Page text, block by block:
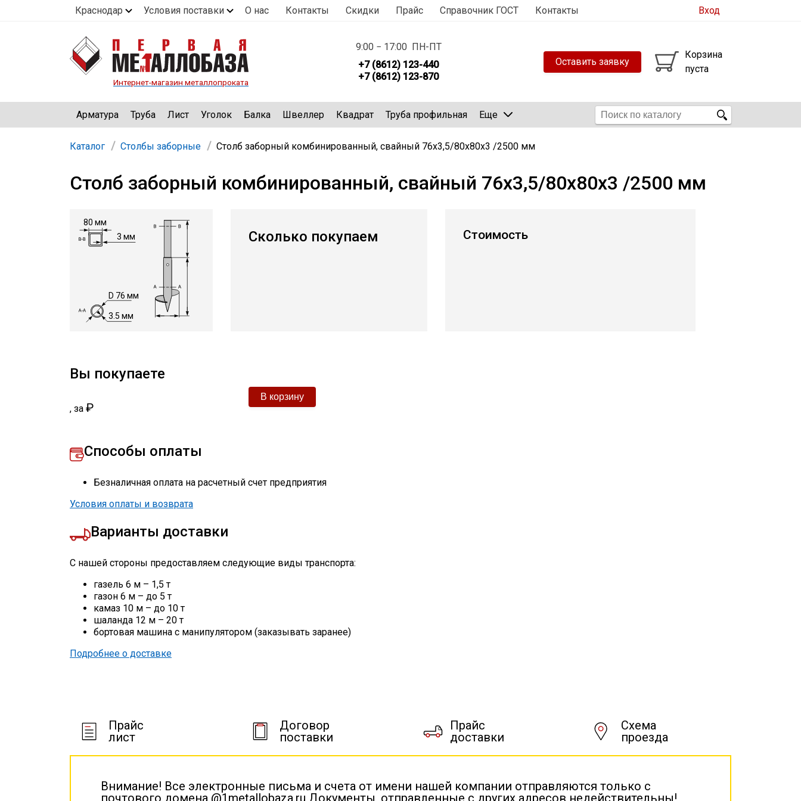
Краснодар Условия поставки О нас Контакты Скидки Прайс Справочник ГОСТ Контакты Вход
Интернет-магазин металлопроката
9:00 − 17:00 ПН-ПТ
+7 (8612) 123-440
+7 (8612) 123-870
Корзина
пуста
Оставить заявку
Арматура Труба Лист Уголок Балка Швеллер Квадрат Труба профильная Еще
Каталог Столбы заборные Столб заборный комбинированный, свайный 76х3,5/80х80х3 /2500 мм
Столб заборный комбинированный, свайный 76х3,5/80х80х3 /2500 мм
80 мм
3 мм
D 76 мм
3.5 мм
Сколько покупаем Стоимость
Вы покупаете
, за ₽
Способы оплаты
Безналичная оплата на расчетный счет предприятия
Условия оплаты и возврата
Варианты доставки
С нашей стороны предоставляем следующие виды транспорта:
газель 6 м – 1,5 т
газон 6 м – до 5 т
камаз 10 м – до 10 т
шаланда 12 м – 20 т
бортовая машина с манипулятором (заказывать заранее)
Подробнее о доставке
Прайс
лист
Договор
поставки
Прайс
доставки
Схема
проезда
Внимание! Все электронные письма и счета от имени нашей компании отправляются только с
почтового домена @1metallobaza.ru Документы, отправленные с других адресов недействительны!